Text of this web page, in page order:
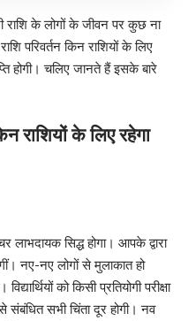
राशि के लोगों के जीवन पर कुछ ना
परिवर्तन किन राशियों के लिए
होगी। चलिए जानते हैं इसके बारे
राशियों के लिए रहेगा
लाभदायक सिद्ध होगा। आपके द्वारा
नए-नए लोगों से मुलाकात हो
को किसी प्रतियोगी परीक्षा
सभी चिंता दूर होगी। नव